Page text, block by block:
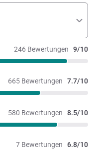
246 Bewertungen 9/10
665 Bewertungen 7.7/10
580 Bewertungen 8.5/10
7 Bewertungen 6.8/10